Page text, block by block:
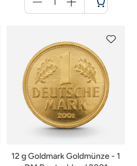
für
Warenkorb
12 g Goldmark Goldmünze - 1